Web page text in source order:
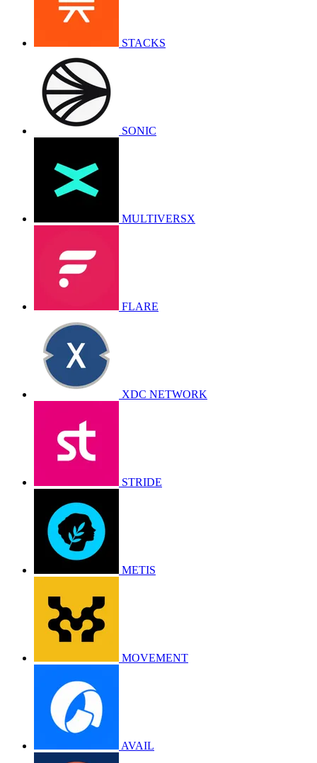
STACKS
SONIC
MULTIVERSX
FLARE
XDC NETWORK
STRIDE
METIS
MOVEMENT
AVAIL